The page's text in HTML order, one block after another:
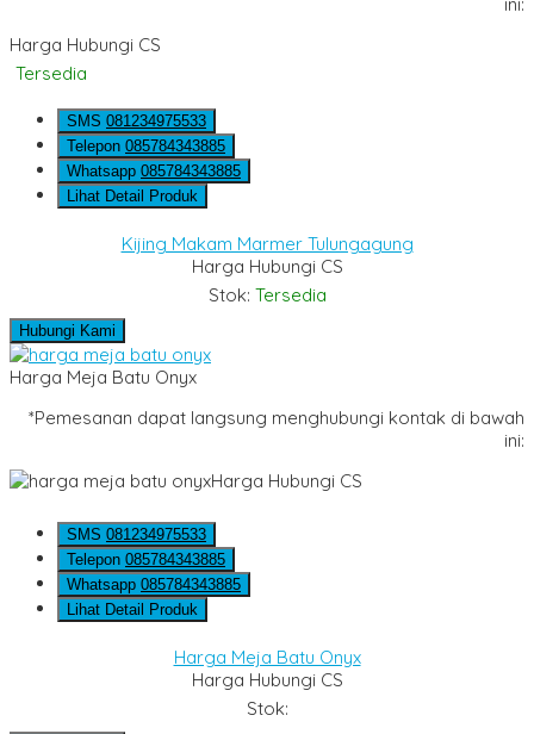
Harga Hubungi CS
Tersedia
SMS 081234975533
Telepon 085784343885
Whatsapp 085784343885
Lihat Detail Produk
Kijing Makam Marmer Tulungagung
Harga Hubungi CS
Stok: Tersedia
Hubungi Kami
Harga Meja Batu Onyx
*Pemesanan dapat langsung menghubungi kontak di bawah
ini:
Harga Hubungi CS
SMS 081234975533
Telepon 085784343885
Whatsapp 085784343885
Lihat Detail Produk
Harga Meja Batu Onyx
Harga Hubungi CS
Stok: